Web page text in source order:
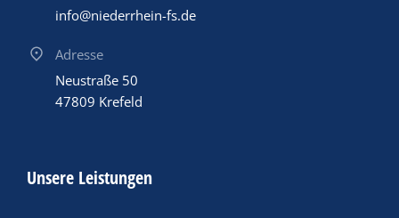
info@niederrhein-fs.de
Adresse
Neustraße 50
47809 Krefeld
Unsere Leistungen